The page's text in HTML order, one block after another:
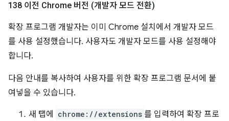
138 이전 Chrome 버전 (개발자 모드 전환)
확장 프로그램 개발자는 이미 Chrome 설치에서 개발자 모드
를 사용 설정했습니다. 사용자도 개발자 모드를 사용 설정해야
합니다.
다음 안내를 복사하여 사용자를 위한 확장 프로그램 문서에 붙
여넣을 수 있습니다.
새 탭에 chrome://extensions 를 입력하여 확장 프로